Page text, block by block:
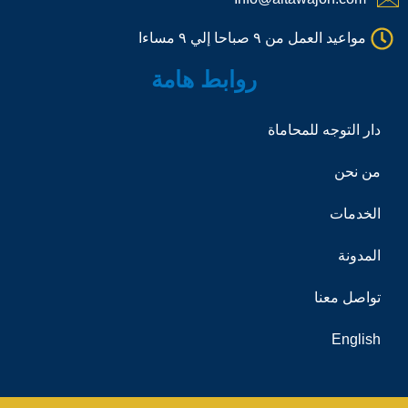
l
1
مواعيد العمل من ٩ صباحا إلي ٩ مساءا
روابط هامة
دار التوجه للمحاماة
من نحن
الخدمات
المدونة
تواصل معنا
English